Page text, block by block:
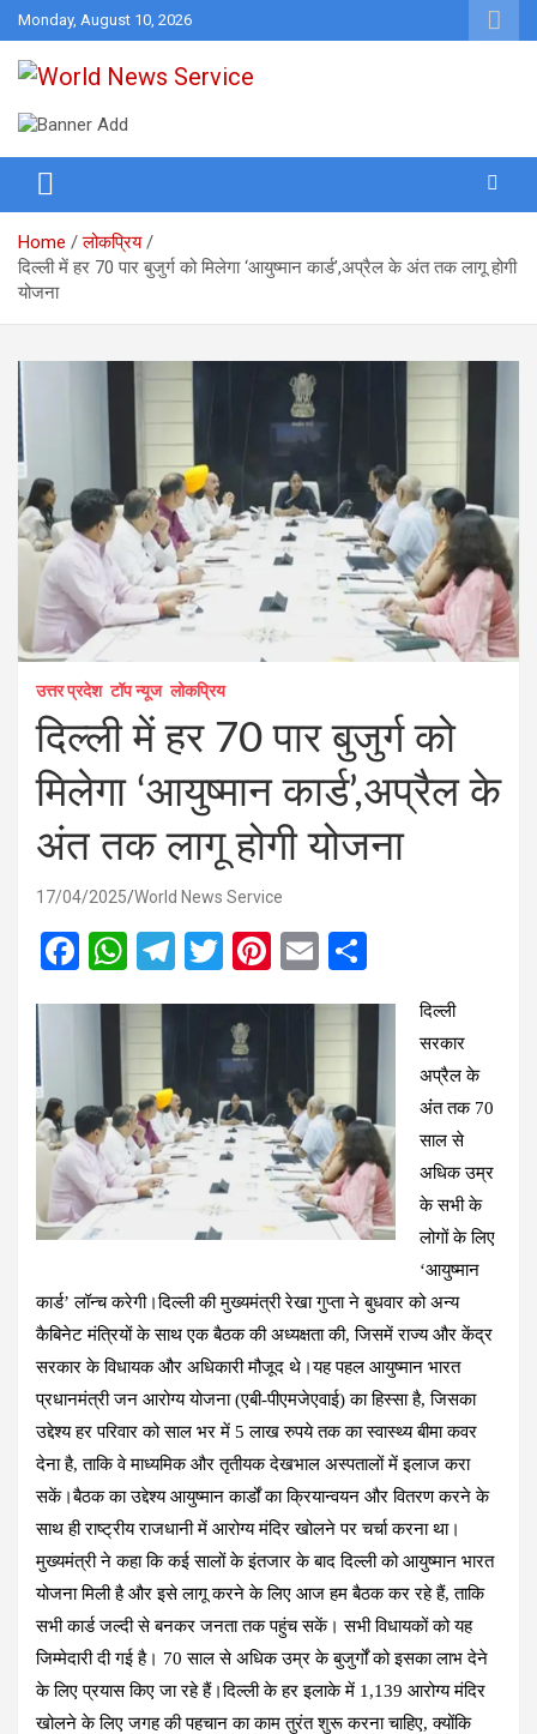
Skip
to
content
Monday, August 10, 2026
World News Service
Home
लोकप्रिय
दिल्ली में हर 70 पार बुजुर्ग को मिलेगा ‘आयुष्मान कार्ड’,अप्रैल के अंत तक लागू होगी
योजना
उत्तर प्रदेश टॉप न्यूज लोकप्रिय
दिल्ली में हर 70 पार बुजुर्ग को
मिलेगा ‘आयुष्मान कार्ड’,अप्रैल के
अंत तक लागू होगी योजना
17/04/2025 World News Service
F
ce
o
o
k
W
at
s
A
p
p
T
a
m
T
tt
er
Pi
es
t
E
ail ar
e
दिल्ली
सरकार
अप्रैल के
अंंत तक 70
साल से
अधिक उम्र
के सभी के
लोगों के लिए
‘आयुष्मान
कार्ड’ लॉन्च करेगी।दिल्ली की मुख्यमंत्री रेखा गुप्ता ने बुधवार को अन्य
कैबिनेट मंत्रियों के साथ एक बैठक की अध्यक्षता की, जिसमें राज्य और केंद्र
सरकार के विधायक और अधिकारी मौजूद थे।यह पहल आयुष्मान भारत
प्रधानमंत्री जन आरोग्य योजना (एबी-पीएमजेएवाई) का हिस्सा है, जिसका
उद्देश्य हर परिवार को साल भर में 5 लाख रुपये तक का स्वास्थ्य बीमा कवर
देना है, ताकि वे माध्यमिक और तृतीयक देखभाल अस्पतालों में इलाज करा
सकें।बैठक का उद्देश्य आयुष्मान कार्डों का क्रियान्वयन और वितरण करने के
साथ ही राष्ट्रीय राजधानी में आरोग्य मंदिर खोलने पर चर्चा करना था।
मुख्यमंत्री ने कहा कि कई सालों के इंतजार के बाद दिल्ली को आयुष्मान भारत
योजना मिली है और इसे लागू करने के लिए आज हम बैठक कर रहे हैं, ताकि
सभी कार्ड जल्दी से बनकर जनता तक पहुंच सकें। सभी विधायकों को यह
जिम्मेदारी दी गई है। 70 साल से अधिक उम्र के बुजुर्गों को इसका लाभ देने
के लिए प्रयास किए जा रहे हैं।दिल्ली के हर इलाके में 1,139 आरोग्य मंदिर
खोलने के लिए जगह की पहचान का काम तुरंत शुरू करना चाहिए, क्योंकि